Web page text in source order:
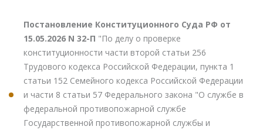
Постановление Конституционного Суда РФ от
15.05.2026 N 32-П "По делу о проверке
конституционности части второй статьи 256
Трудового кодекса Российской Федерации, пункта 1
статьи 152 Семейного кодекса Российской Федерации
и части 8 статьи 57 Федерального закона "О службе в
федеральной противопожарной службе
Государственной противопожарной службы и